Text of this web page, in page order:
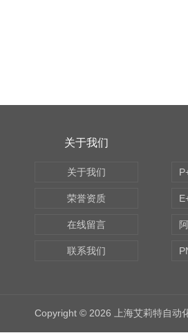
关于我们
关于我们
荣誉资质
在线留言
联系我们
Copyright © 2026 上海艾莉特自动